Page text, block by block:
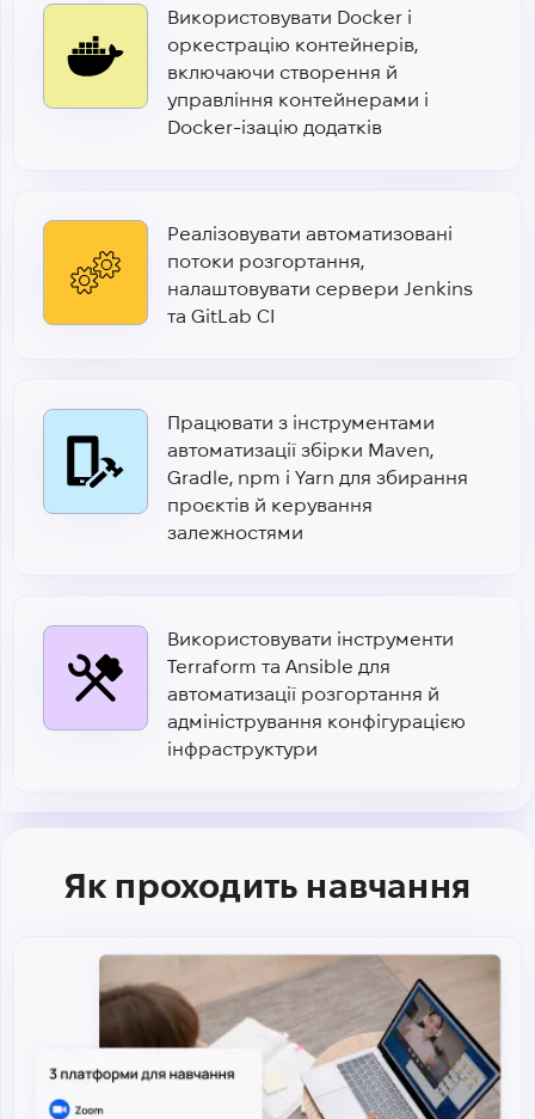
Використовувати Docker і
оркестрацію контейнерів,
включаючи створення й
управління контейнерами і
Docker-ізацію додатків
Реалізовувати автоматизовані
потоки розгортання,
налаштовувати сервери Jenkins
та GitLab CI
Працювати з інструментами
автоматизації збірки Maven,
Gradle, npm і Yarn для збирання
проєктів й керування
залежностями
Використовувати інструменти
Terraform та Ansible для
автоматизації розгортання й
адміністрування конфігурацією
інфраструктури
Як проходить навчання